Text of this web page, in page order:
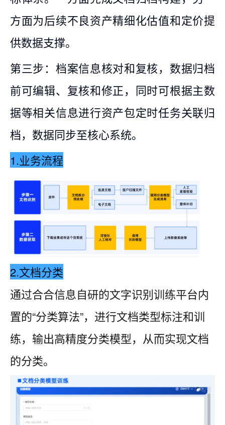
方面为后续不良资产精细化估值和定价提
供数据支撑。
第三步：档案信息核对和复核，数据归档
前可编辑、复核和修正，同时可根据主数
据等相关信息进行资产包定时任务关联归
档，数据同步至核心系统。
1.业务流程
2.文档分类
通过合合信息自研的文字识别训练平台内
置的“分类算法”，进行文档类型标注和训
练，输出高精度分类模型，从而实现文档
的分类。